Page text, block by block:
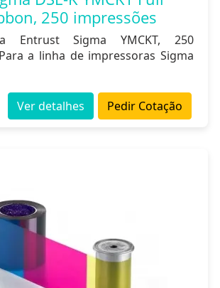
250 impressões
Entrust Sigma YMCKT, 250
a linha de impressoras Sigma
Pedir Cotação
Ver detalhes